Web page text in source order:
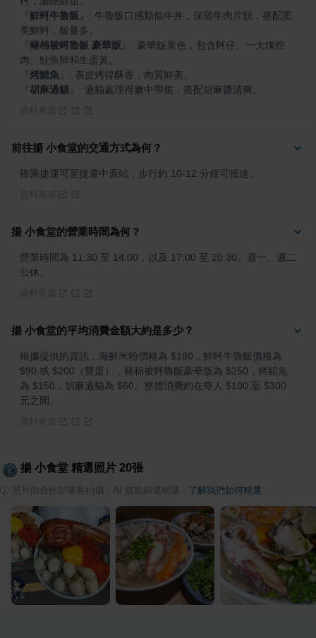
鮮蚵牛魯飯
: 牛魯飯口感類似牛丼，保留牛肉片狀，搭配肥
豬棉被蚵魯飯 豪華版
: 豪華版菜色，包含蚵仔、一大塊焢
烤鯖魚
胡麻過貓 : 過貓處理得嫩中帶脆，搭配胡麻醬清爽。
前往揚 小食堂的交通方式為何？
搭乘捷運可至捷運中原站，步行約 10-12 分鐘可抵達。
揚 小食堂的營業時間為何？
營業時間為 11:30 至 14:00，以及 17:00 至 20:30。週一、週二
公休。
揚 小食堂的平均消費金額大約是多少？
根據提供的資訊，海鮮米粉價格為 $180，鮮蚵牛魯飯價格為
$90 或 $200（雙蛋），豬棉被蚵魯飯豪華版為 $250，烤鯖魚
為 $150，胡麻過貓為 $60。整體消費約在每人 $100 至 $300
元之間。
揚 小食堂 精選照片 20張
照片由合作部落客拍攝，AI 協助篩選精選 了解我們如何精選